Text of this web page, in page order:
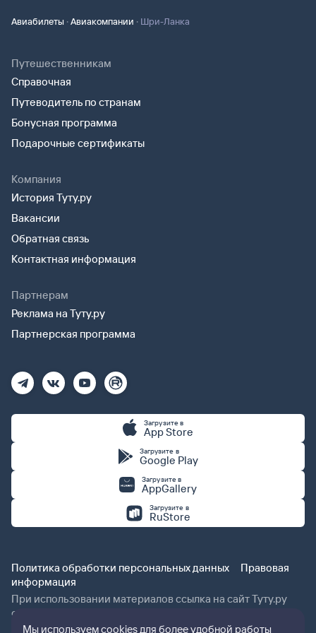
Авиабилеты ·Авиакомпании · Шри-Ланка
Путешественникам
Справочная
Путеводитель по странам
Бонусная программа
Подарочные сертификаты
Компания
История Туту.ру
Вакансии
Обратная связь
Контактная информация
Партнерам
Реклама на Туту.ру
Партнерская программа
Загрузите в
App Store
Загрузите в
Google Play
Загрузите в
AppGallery
Загрузите в
RuStore
Политика обработки персональных данных
Правовая
информация
При использовании материалов ссылка на сайт Туту.ру
обязательна.
Мы используем cookies для более удобной работы